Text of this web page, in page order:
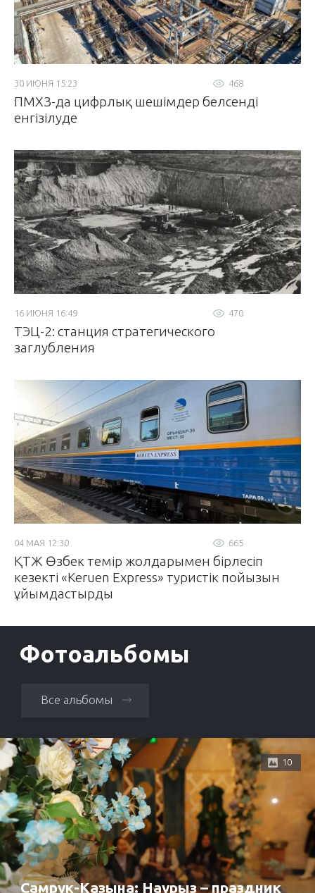
468
30 ИЮНЯ 15:23
ПМХЗ-да цифрлық шешімдер белсенді
енгізілуде
470
16 ИЮНЯ 16:49
ТЭЦ-2: станция стратегического
заглубления
665
04 МАЯ 12:30
ҚТЖ Өзбек темір жолдарымен бірлесіп
кезекті «Keruen Express» туристік пойызын
ұйымдастырды
Фотоальбомы
Все альбомы
10
Самрук-Казына: Наурыз – праздник